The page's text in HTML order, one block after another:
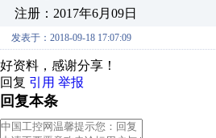
注册：2017年6月09日
发表于：2018-09-18 17:07:09
好资料，感谢分享！
回复 引用 举报
回复本条